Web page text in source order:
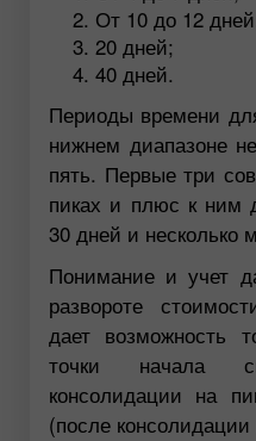
От 10 до 12
20 дней;
40 дней.
Периоды времени
нижнем диапазоне
пять. Первые три
пиках и плюс к ним
30 дней и несколько
Понимание и учет
развороте
дает возможность
точки начала
консолидации на
(после